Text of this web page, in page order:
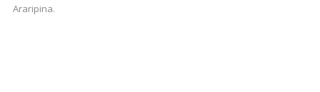
Araripina.